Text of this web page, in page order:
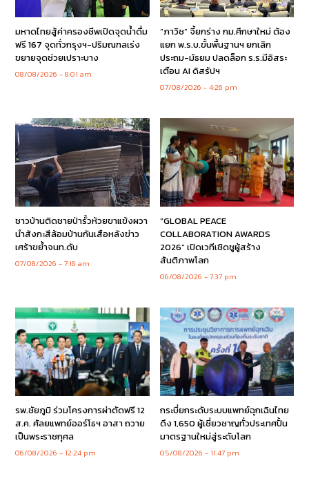
มหาดไทยสู้ค่าครองชีพเปิดจุดน้ำดื่ม
ฟรี 167 จุดทั่วกรุงฯ-ปริมณฑลเร่ง
ขยายจุดช่วยเปราะบาง
08/08/2026 8:01 am
“ภาวิช” จี้ยกร่าง กม.ศึกษาใหม่ ต้อง
แยก พ.ร.บ.ขั้นพื้นฐานฯ ยกเลิก
ประถม-มัธยม ปลดล็อก ร.ร.มีอิสระ
เตือน AI ดิสรัปฯ
07/08/2026 4:26 pm
ชาวบ้านติดชายป่ารั้วห้วยขาแข้งผวา
นำสังกะสีล้อมบ้านกันเสือหลังข่าว
เศร้าขย้ำจนท.ดับ
07/08/2026 7:16 am
“GLOBAL PEACE
COLLABORATION AWARDS
2026” เปิดเวทีเชิดชูผู้สร้าง
สันติภาพโลก
06/08/2026 7:37 pm
รพ.ชัยภูมิ ร่วมโครงการผ่าตัดฟรี 12
ส.ค. ศัลยแพทย์ออร์โธฯ อาสา ถวาย
เป็นพระราชกุศล
06/08/2026 12:24 pm
กระบี่ยกระดับระบบแพทย์ฉุกเฉินไทย
ดึง 1,650 ผู้เชี่ยวชาญทั่วประเทศปั้น
มาตรฐานใหม่สู่ระดับโลก
05/08/2026 11:47 pm